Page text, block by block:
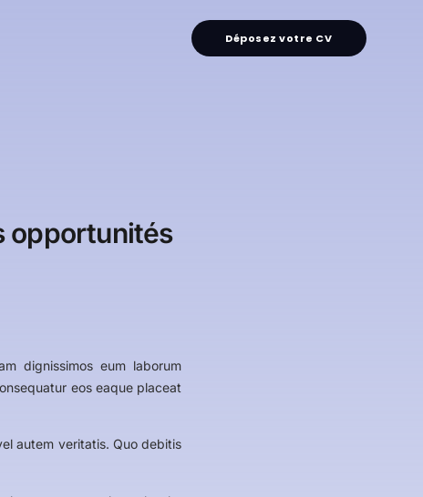
Déposez votre CV
opportunités
dignissimos eum laborum
eos eaque placeat
autem veritatis. Quo debitis